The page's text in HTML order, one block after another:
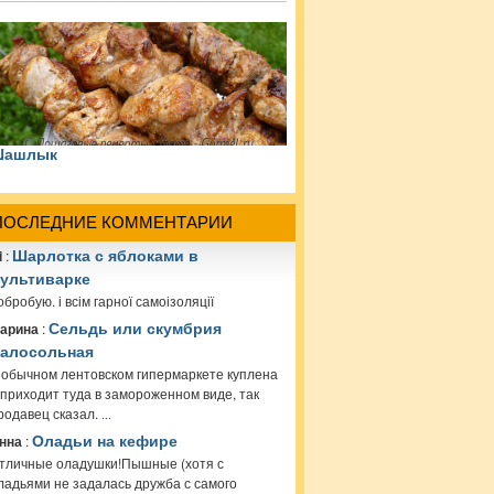
КОММЕНТАРИИ
: Шарлотка с яблоками в
і всім гарної самоізоляції
:Сельдь или скумбрия
лентовском гипермаркете куплена
туда в замороженном виде, так
сказал. ...
:Оладьи на кефире
оладушки!Пышные (хотя с
не задалась дружба с самого